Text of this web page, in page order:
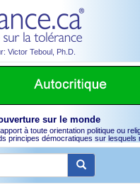
Victor Teboul, Ph.D.
sur le monde
à toute orientation politique ou
principes démocratiques sur lesquels